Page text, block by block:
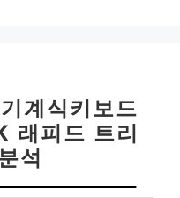
계식키보드
래피드 트리
석